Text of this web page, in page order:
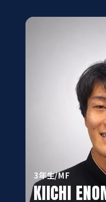
3年生/MF
KIICHI